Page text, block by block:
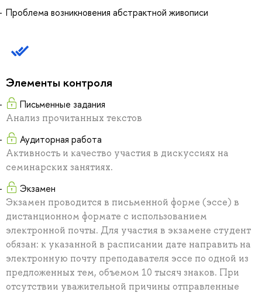
Проблема возникновения абстрактной живописи
Элементы контроля
Письменные задания
Анализ прочитанных текстов
Аудиторная работа
Активность и качество участия в дискуссиях на
семинарских занятиях.
Экзамен
Экзамен проводится в письменной форме (эссе) в
дистанционном формате с использованием
электронной почты. Для участия в экзамене студент
обязан: к указанной в расписании дате направить на
электронную почту преподавателя эссе по одной из
предложенных тем, объемом 10 тысяч знаков. При
отсутствии уважительной причины отправленные